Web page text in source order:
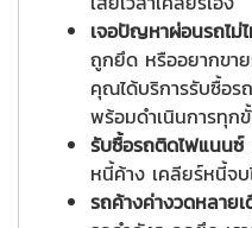
เจอปัญหาผ่อนรถไม่
ถูกยึด หรืออยากขา
คุณได้บริการรับซื้อ
พร้อมดำเนินการทุ
รับซื้อรถติดไฟแนนซ์
หนี้ค้าง เคลียร์หนี้จบ
รถค้างค่างวดหลาย